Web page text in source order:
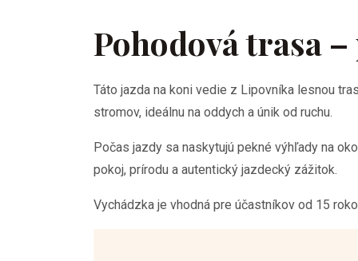
Pohodová trasa
Táto jazda na koni vedie z Lipovníka lesnou
stromov, ideálnu na oddych a únik od ruchu.
Počas jazdy sa naskytujú pekné výhľady na
pokoj, prírodu a autentický jazdecký zážitok.
Vychádzka je vhodná pre účastníkov od 15